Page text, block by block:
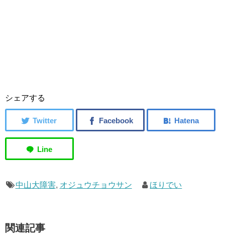
シェアする
中山大障害, オジュウチョウサン ほりでい
関連記事